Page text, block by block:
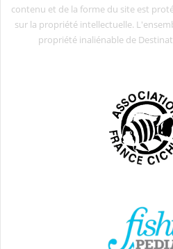
contenu et de la forme du site est
sur la propriété intellectuelle.
propriété inaliénable de